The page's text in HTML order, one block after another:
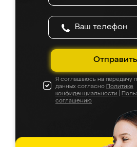
Отправить
Я соглашаюсь на передачу
данных согласно Политике
конфиденциальности
соглашению